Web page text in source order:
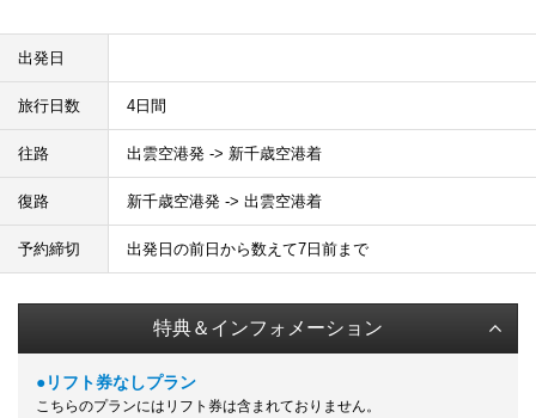
出発日
旅行日数 4日間
往路 出雲空港発 -> 新千歳空港着
復路 新千歳空港発 -> 出雲空港着
予約締切 出発日の前日から数えて7日前まで
特典＆インフォメーション
●リフト券なしプラン
こちらのプランにはリフト券は含まれておりません。